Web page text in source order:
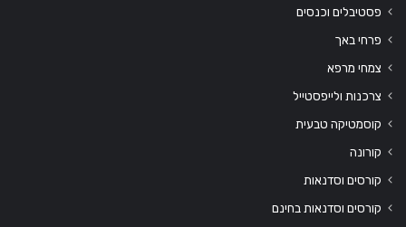
פסטיבלים וכנסים
פרחי באך
צמחי מרפא
צרכנות ולייפסטייל
קוסמטיקה טבעית
קורונה
קורסים וסדנאות
קורסים וסדנאות בחינם